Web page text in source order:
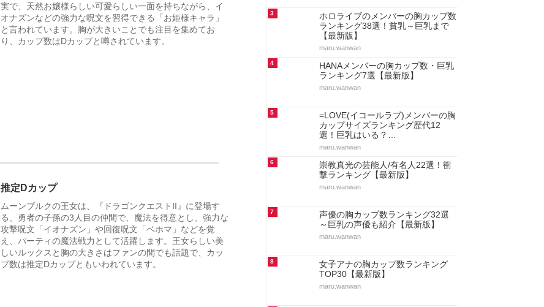
実で、天然お嬢様らしい可愛らしい一面を持ちながら、イ
オナズンなどの強力な呪文を習得できる「お姫様キャラ」
と言われています。胸が大きいことでも注目を集めてお
り、カップ数はDカップと噂されています。
推定Dカップ
ムーンブルクの王女は、『ドラゴンクエストII』に登場す
る、勇者の子孫の3人目の仲間で、魔法を得意とし、強力な
攻撃呪文「イオナズン」や回復呪文「ベホマ」などを覚
え、パーティの魔法戦力として活躍します。王女らしい美
しいルックスと胸の大きさはファンの間でも話題で、カッ
プ数は推定Dカップともいわれています。
3
ホロライブのメンバーの胸カップ数
ランキング38選！貧乳～巨乳まで
【最新版】
maru.wanwan
4
HANAメンバーの胸カップ数・巨乳
ランキング7選【最新版】
maru.wanwan
5
=LOVE(イコールラブ)メンバーの胸
カップサイズランキング歴代12
選！巨乳はいる？…
maru.wanwan
6
崇教真光の芸能人/有名人22選！衝
撃ランキング【最新版】
maru.wanwan
7
声優の胸カップ数ランキング32選
～巨乳の声優も紹介【最新版】
maru.wanwan
8
女子アナの胸カップ数ランキング
TOP30【最新版】
maru.wanwan